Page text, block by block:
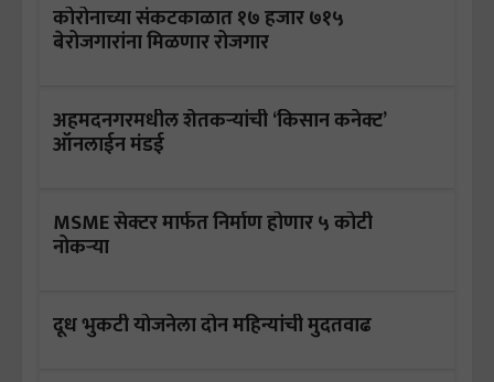
कोरोनाच्या संकटकाळात १७ हजार ७१५
बेरोजगारांना मिळणार रोजगार
अहमदनगरमधील शेतकऱ्यांची ‘किसान कनेक्ट’
ऑनलाईन मंडई
MSME सेक्टर मार्फत निर्माण होणार ५ कोटी
नोकऱ्या
दूध भुकटी योजनेला दोन महिन्यांची मुदतवाढ